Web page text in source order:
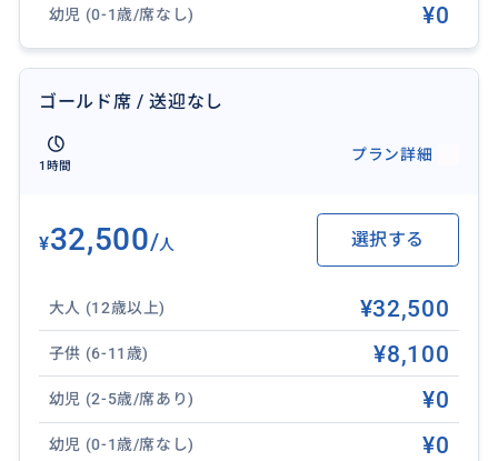
幼児 (0-1歳/席なし) ¥0
ゴールド席 / 送迎なし
1時間
プラン詳細
¥32,500/人 選択する
大人 (12歳以上) ¥32,500
子供 (6-11歳) ¥8,100
幼児 (2-5歳/席あり) ¥0
幼児 (0-1歳/席なし) ¥0